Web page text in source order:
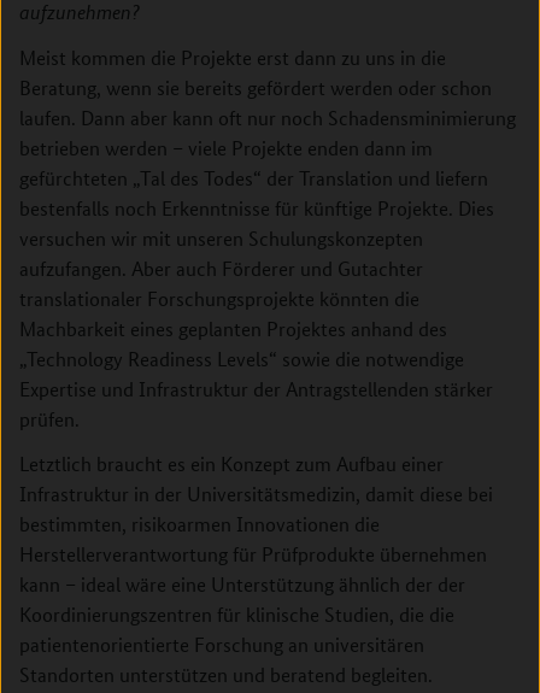
aufzunehmen?
Meist kommen die Projekte erst dann zu uns in die
Beratung, wenn sie bereits gefördert werden oder schon
laufen. Dann aber kann oft nur noch Schadensminimierung
betrieben werden – viele Projekte enden dann im
gefürchteten „Tal des Todes“ der Translation und liefern
bestenfalls noch Erkenntnisse für künftige Projekte. Dies
versuchen wir mit unseren Schulungskonzepten
aufzufangen. Aber auch Förderer und Gutachter
translationaler Forschungsprojekte könnten die
Machbarkeit eines geplanten Projektes anhand des
„Technology Readiness Levels“ sowie die notwendige
Expertise und Infrastruktur der Antragstellenden stärker
prüfen.
Letztlich braucht es ein Konzept zum Aufbau einer
Infrastruktur in der Universitätsmedizin, damit diese bei
bestimmten, risikoarmen Innovationen die
Herstellerverantwortung für Prüfprodukte übernehmen
kann – ideal wäre eine Unterstützung ähnlich der der
Koordinierungszentren für klinische Studien, die die
patientenorientierte Forschung an universitären
Standorten unterstützen und beratend begleiten.